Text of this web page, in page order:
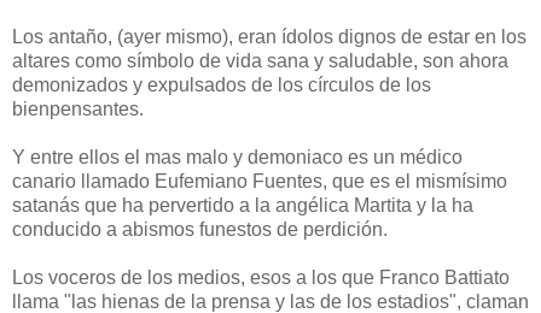
Los antaño, (ayer mismo), eran ídolos dignos de estar en los
altares como símbolo de vida sana y saludable, son ahora
demonizados y expulsados de los círculos de los
bienpensantes.
Y entre ellos el mas malo y demoniaco es un médico
canario llamado Eufemiano Fuentes, que es el mismísimo
satanás que ha pervertido a la angélica Martita y la ha
conducido a abismos funestos de perdición.
Los voceros de los medios, esos a los que Franco Battiato
llama "las hienas de la prensa y las de los estadios", claman